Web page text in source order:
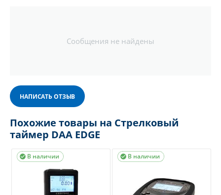
Сообщения не найдены
НАПИСАТЬ ОТЗЫВ
Похожие товары на Стрелковый
таймер DAA EDGE
В наличии
 В наличии
